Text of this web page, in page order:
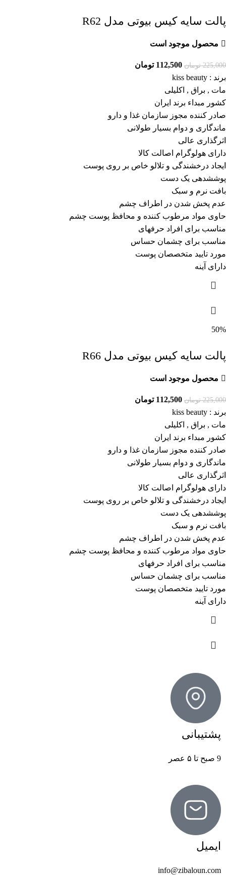
پالت سایه کیس بیوتی مدل R62
محصول موجود است
225,000 تومان 112,500 تومان
برند : kiss beauty
مات , براق , اکلیلی
کشور مبداء برند ایران
صادر کننده مجوز سازمان غذا و دارو
ماندگاری و دوام بسیار طولانی
اثرگذاری عالی
دارای هولوگرام اصالت کالا
ایجاد درخشندگی و تلالو خاص بر روی پوست
پوششدهی یک دست
بافت نرم و سبک
عدم پخش شدن در اطراف چشم
حاوی مواد مرطوب کننده و محافظ پوست چشم
مناسب برای افراد حرفهای
مناسب برای چشمان حساس
مورد تایید متخصصان پوست
دارای آینه
50%
پالت سایه کیس بیوتی مدل R66
محصول موجود است
225,000 تومان 112,500 تومان
برند : kiss beauty
مات , براق , اکلیلی
کشور مبداء برند ایران
صادر کننده مجوز سازمان غذا و دارو
ماندگاری و دوام بسیار طولانی
اثرگذاری عالی
دارای هولوگرام اصالت کالا
ایجاد درخشندگی و تلالو خاص بر روی پوست
پوششدهی یک دست
بافت نرم و سبک
عدم پخش شدن در اطراف چشم
حاوی مواد مرطوب کننده و محافظ پوست چشم
مناسب برای افراد حرفهای
مناسب برای چشمان حساس
مورد تایید متخصصان پوست
دارای آینه
پشتیبانی
9 صبح تا ۵ عصر
ایمیل
info@zibaloun.com